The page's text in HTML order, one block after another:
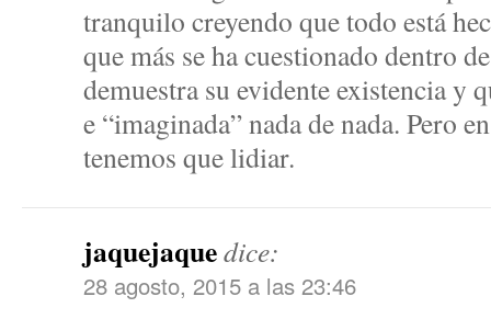
tranquilo creyendo que todo está
que más se ha cuestionado dentro
demuestra su evidente existencia y
e “imaginada” nada de nada. Pero
tenemos que lidiar.
jaquejaquedice:
28 agosto, 2015 a las 23:46